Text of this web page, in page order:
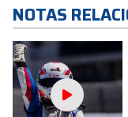
NOTAS